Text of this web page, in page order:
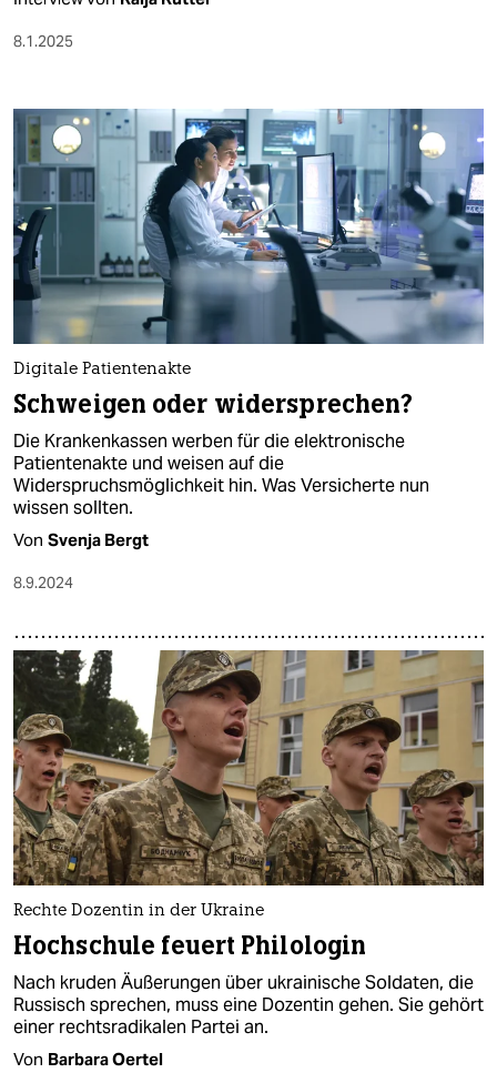
8.1.2025
Digitale Patientenakte
Schweigen oder widersprechen?
Die Krankenkassen werben für die elektronische
Patientenakte und weisen auf die
Widerspruchsmöglichkeit hin. Was Versicherte nun
wissen sollten.
Von Svenja Bergt
8.9.2024
Rechte Dozentin in der Ukraine
Hochschule feuert Philologin
Nach kruden Äußerungen über ukrainische Soldaten, die
Russisch sprechen, muss eine Dozentin gehen. Sie gehört
einer rechtsradikalen Partei an.
Von Barbara Oertel